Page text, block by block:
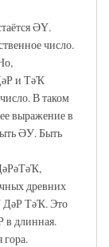
ӘҮ.
число.
и ТәҠ
В таком
выражение в
ӘУ. Быть
древних
ДәР ТәҠ. Это
в длинная.